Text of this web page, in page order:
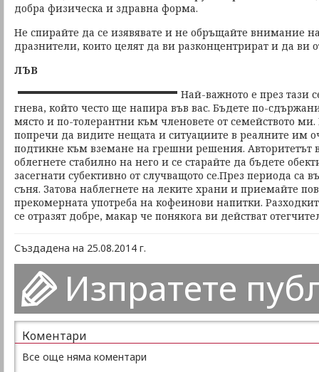
добра физическа и здравна форма.
Не спирайте да се изявявате и не обръщайте внимание
дразнители, които целят да ви разконцентрират и да ви
ЛЪВ
Най-важното е през тази
гнева, който често ще напира във вас. Бъдете по-
място и по-толерантни към членовете от семейството
попречи да видите нещата и ситуациите в реалните им
подтикне към вземане на грешни решения. Авторитетът
облегнете стабилно на него и се старайте да бъдете
засегнати субективно от случващото се.През периода са
съня. Затова наблегнете на леките храни и приемайте
прекомерната употреба на кофеинови напитки.
се отразят добре, макар че понякога ви действат
Създадена на 25.08.2014 г.
Изпратете
Коментари
Все още няма коментари